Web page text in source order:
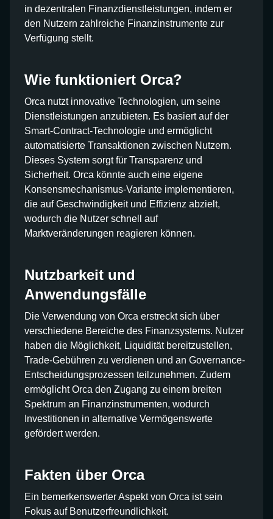
in dezentralen Finanzdienstleistungen, indem er
den Nutzern zahlreiche Finanzinstrumente zur
Verfügung stellt.
Wie funktioniert Orca?
Orca nutzt innovative Technologien, um seine
Dienstleistungen anzubieten. Es basiert auf der
Smart-Contract-Technologie und ermöglicht
automatisierte Transaktionen zwischen Nutzern.
Dieses System sorgt für Transparenz und
Sicherheit. Orca könnte auch eine eigene
Konsensmechanismus-Variante implementieren,
die auf Geschwindigkeit und Effizienz abzielt,
wodurch die Nutzer schnell auf
Marktveränderungen reagieren können.
Nutzbarkeit und
Anwendungsfälle
Die Verwendung von Orca erstreckt sich über
verschiedene Bereiche des Finanzsystems. Nutzer
haben die Möglichkeit, Liquidität bereitzustellen,
Trade-Gebühren zu verdienen und an Governance-
Entscheidungsprozessen teilzunehmen. Zudem
ermöglicht Orca den Zugang zu einem breiten
Spektrum an Finanzinstrumenten, wodurch
Investitionen in alternative Vermögenswerte
gefördert werden.
Fakten über Orca
Ein bemerkenswerter Aspekt von Orca ist sein
Fokus auf Benutzerfreundlichkeit.